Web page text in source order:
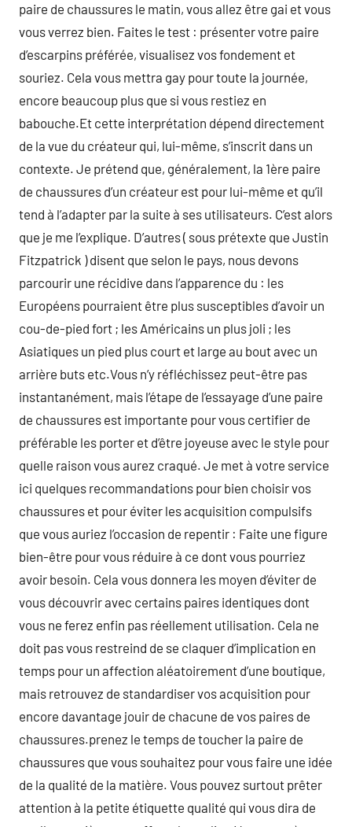
paire de chaussures le matin, vous allez être gai et vous
vous verrez bien. Faites le test : présenter votre paire
d’escarpins préférée, visualisez vos fondement et
souriez. Cela vous mettra gay pour toute la journée,
encore beaucoup plus que si vous restiez en
babouche.Et cette interprétation dépend directement
de la vue du créateur qui, lui-même, s’inscrit dans un
contexte. Je prétend que, généralement, la 1ère paire
de chaussures d’un créateur est pour lui-même et qu’il
tend à l’adapter par la suite à ses utilisateurs. C’est alors
que je me l’explique. D’autres ( sous prétexte que Justin
Fitzpatrick ) disent que selon le pays, nous devons
parcourir une récidive dans l’apparence du : les
Européens pourraient être plus susceptibles d’avoir un
cou-de-pied fort ; les Américains un plus joli ; les
Asiatiques un pied plus court et large au bout avec un
arrière buts etc.Vous n’y réfléchissez peut-être pas
instantanément, mais l’étape de l’essayage d’une paire
de chaussures est importante pour vous certifier de
préférable les porter et d’être joyeuse avec le style pour
quelle raison vous aurez craqué. Je met à votre service
ici quelques recommandations pour bien choisir vos
chaussures et pour éviter les acquisition compulsifs
que vous auriez l’occasion de repentir : Faite une figure
bien-être pour vous réduire à ce dont vous pourriez
avoir besoin. Cela vous donnera les moyen d’éviter de
vous découvrir avec certains paires identiques dont
vous ne ferez enfin pas réellement utilisation. Cela ne
doit pas vous restreind de se claquer d’implication en
temps pour un affection aléatoirement d’une boutique,
mais retrouvez de standardiser vos acquisition pour
encore davantage jouir de chacune de vos paires de
chaussures.prenez le temps de toucher la paire de
chaussures que vous souhaitez pour vous faire une idée
de la qualité de la matière. Vous pouvez surtout prêter
attention à la petite étiquette qualité qui vous dira de